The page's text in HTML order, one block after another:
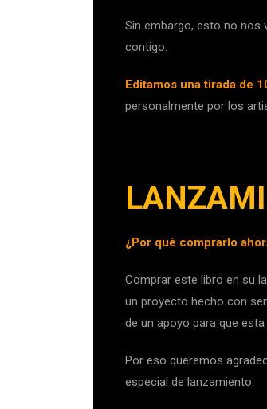
Sin embargo, esto no nos
contigo.
Editamos una tirada de
personalmente por los
¿Por qué comprarlo
Comprar este libro en su
un proyecto hecho con
de un apoyo para que
Por eso queremos
especial de lanzamiento.